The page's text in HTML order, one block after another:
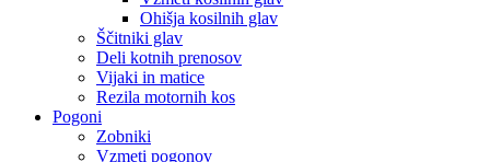
Ohišja kosilnih glav
Ščitniki glav
Deli kotnih prenosov
Vijaki in matice
Rezila motornih kos
Pogoni
Zobniki
Vzmeti pogonov